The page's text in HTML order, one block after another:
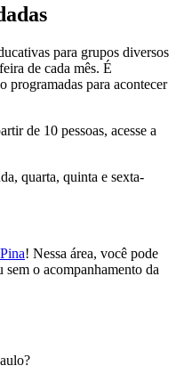
para grupos diversos
de cada mês. É
programadas para acontecer
de 10 pessoas, acesse a
quarta, quinta e sexta-
! Nessa área, você pode
sem o acompanhamento da